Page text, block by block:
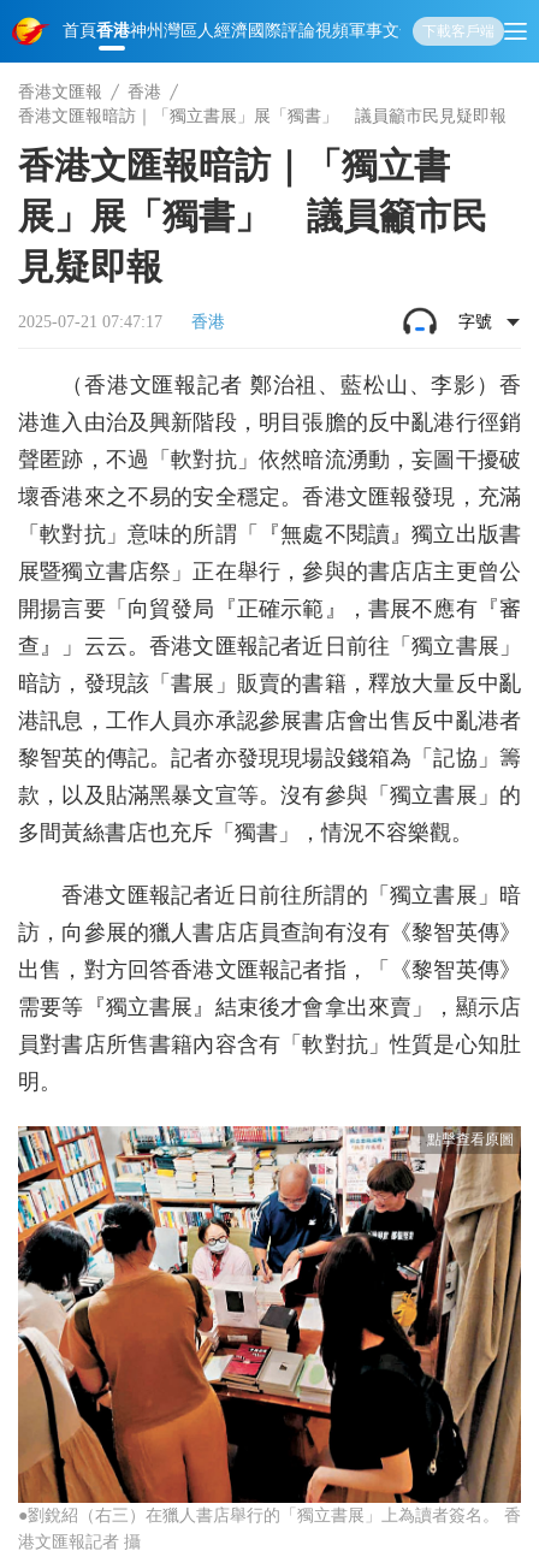
首頁香港神州 灣區人經濟國際評論視頻軍事文化 娛樂生活教育體
下載客戶端
香港文匯報
香港
香港文匯報暗訪｜「獨立書展」展「獨書」 議員籲市民見疑即報
香港文匯報暗訪｜「獨立書
展」展「獨書」 議員籲市民
見疑即報
2025-07-21 07:47:17 香港 字號
（香港文匯報記者 鄭治祖、藍松山、李影）香
港進入由治及興新階段，明目張膽的反中亂港行徑銷
聲匿跡，不過「軟對抗」依然暗流湧動，妄圖干擾破
壞香港來之不易的安全穩定。香港文匯報發現，充滿
「軟對抗」意味的所謂「『無處不閱讀』獨立出版書
展暨獨立書店祭」正在舉行，參與的書店店主更曾公
開揚言要「向貿發局『正確示範』，書展不應有『審
查』」云云。香港文匯報記者近日前往「獨立書展」
暗訪，發現該「書展」販賣的書籍，釋放大量反中亂
港訊息，工作人員亦承認參展書店會出售反中亂港者
黎智英的傳記。記者亦發現現場設錢箱為「記協」籌
款，以及貼滿黑暴文宣等。沒有參與「獨立書展」的
多間黃絲書店也充斥「獨書」，情況不容樂觀。
香港文匯報記者近日前往所謂的「獨立書展」暗
訪，向參展的獵人書店店員查詢有沒有《黎智英傳》
出售，對方回答香港文匯報記者指，「《黎智英傳》
需要等『獨立書展』結束後才會拿出來賣」，顯示店
員對書店所售書籍內容含有「軟對抗」性質是心知肚
明。
●劉銳紹（右三）在獵人書店舉行的「獨立書展」上為讀者簽名。 香
港文匯報記者 攝